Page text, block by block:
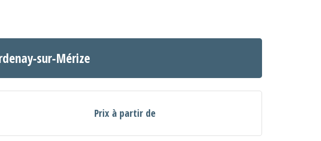
sur-Mérize
Prix à partir de